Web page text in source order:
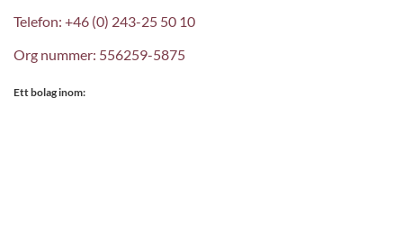
Telefon: +46 (0) 243-25 50 10
Org nummer: 556259-5875
Ett bolag inom: